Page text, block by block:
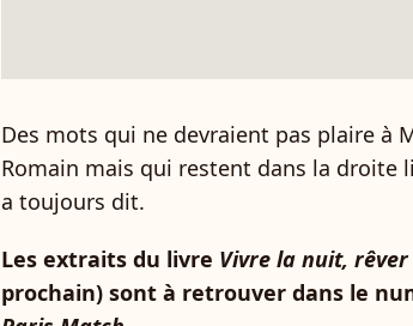
Des mots qui ne devraient pas plaire à
Romain mais qui restent dans la droite
a toujours dit.
Les extraits du livre Vivre la nuit,
prochain) sont à retrouver dans le